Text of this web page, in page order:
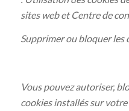
sites web et Centre de
Supprimer ou bloquer les
Vous pouvez autoriser,
cookies installés sur